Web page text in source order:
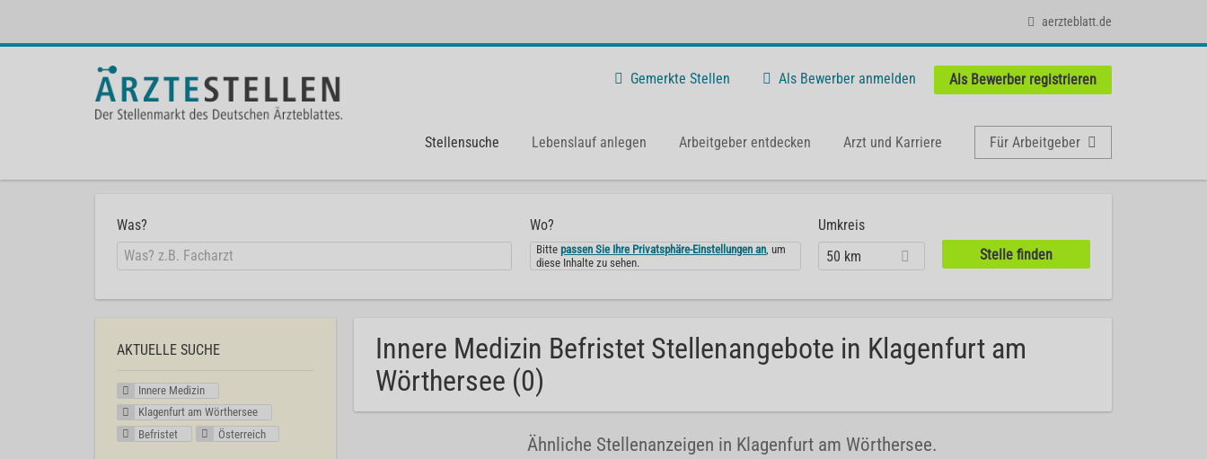
aerzteblatt.de
Gemerkte Stellen Als Bewerber anmelden Als Bewerber registrieren
Stellensuche Lebenslauf anlegen Arbeitgeber entdecken Arzt und Karriere Für Arbeitgeber
Was? Wo?
Bittepassen Sie Ihre Privatsphäre-Einstellungen an, um
diese Inhalte zu sehen.
Umkreis
50 km
Innere Medizin Befristet Stellenangebote in Klagenfurt am
Wörthersee (0)
Ähnliche Stellenanzeigen in Klagenfurt am Wörthersee.
AKTUELLE SUCHE
Innere Medizin
Klagenfurt am Wörthersee
Befristet
Österreich